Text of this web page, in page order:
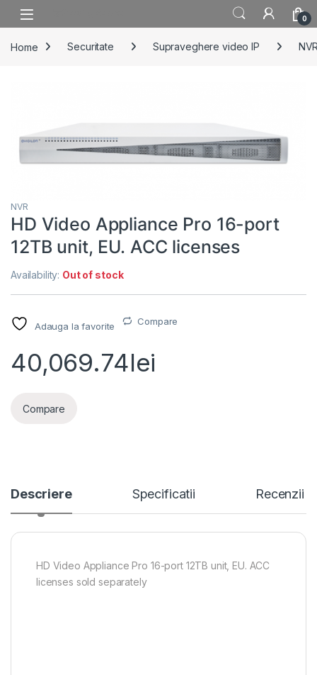
Skip to navigation
Skip to content
0
Home Securitate Supraveghere video IP
NVR
HD Video Appliance Pro 16-port
12TB unit, EU. ACC licenses
Availability: Out of stock
Adauga la favorite Compare
40,069.74lei
Compare
Descriere Specificatii Recenzii
HD Video Appliance Pro 16-port 12TB unit, EU. ACC
licenses sold separately